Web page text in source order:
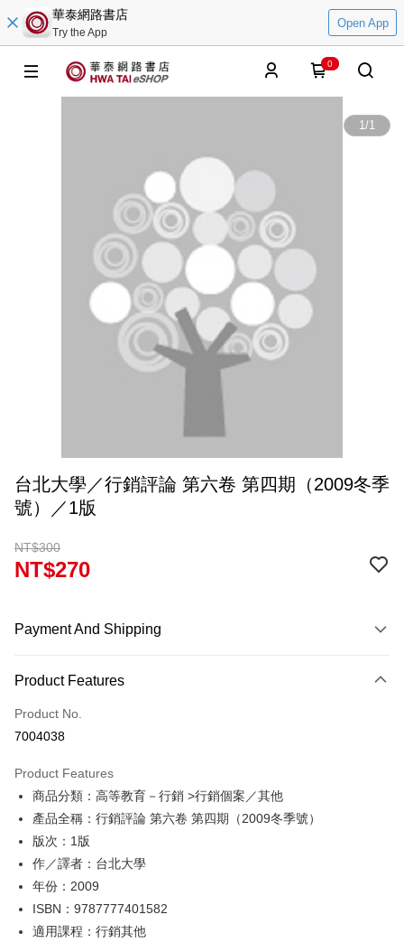
華泰網路書店
Try the App
Open App
0
1/1
台北大學／行銷評論 第六卷 第四期（2009冬季
號）／1版
NT$300
NT$270
Payment And Shipping
Credit Card (Full Payment)
Convenience Store Pickup and Pay
Google Pay
ATM Transfer
Shipping Method
全家取貨付款
NT$60/order
Product Features
Product No.
7004038
Product Features
商品分類：高等教育－行銷 >行銷個案／其他
產品全稱：行銷評論 第六卷 第四期（2009冬季號）
版次：1版
作／譯者：台北大學
年份：2009
ISBN：9787777401582
適用課程：行銷其他